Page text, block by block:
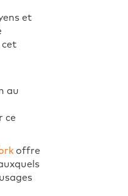
et
cet
au
ce
offre